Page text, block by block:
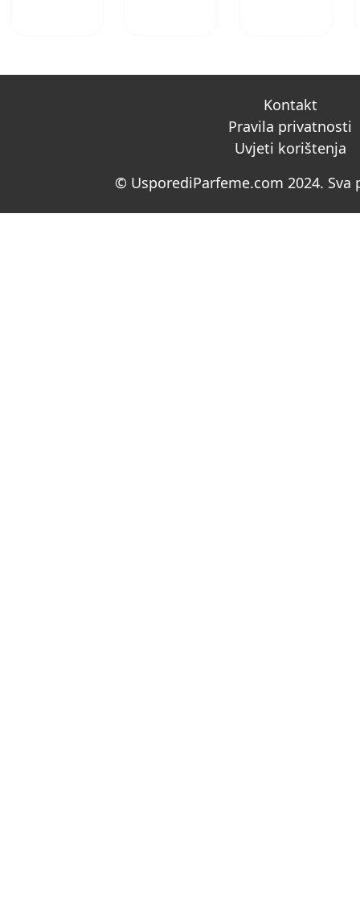
Kontakt
Pravila privatnosti
Uvjeti korištenja
© UsporediParfeme.com 2024. Sva